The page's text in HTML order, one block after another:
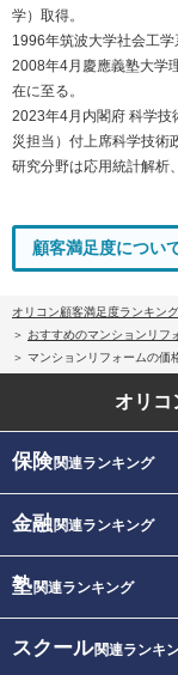
学）取得。
1996年筑波大学社会工学
2008年4月慶應義塾大学
在に至る。
2023年4月内閣府 科学技
災担当）付上席科学技術
研究分野は応用統計解析
顧客満足度につい
オリコン顧客満足度ランキング
おすすめのマンションリフ
マンションリフォームの価
オリコ
保険関連ランキング
金融関連ランキング
塾関連ランキング
スクール関連ランキ